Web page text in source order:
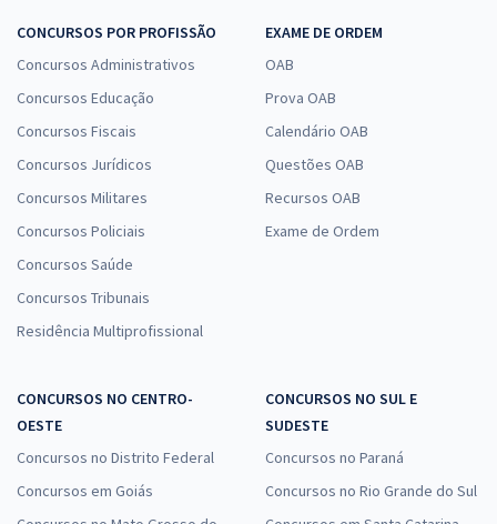
CONCURSOS POR PROFISSÃO
Concursos Administrativos
Concursos Educação
Concursos Fiscais
Concursos Jurídicos
Concursos Militares
Concursos Policiais
Concursos Saúde
Concursos Tribunais
Residência Multiprofissional
EXAME DE ORDEM
OAB
Prova OAB
Calendário OAB
Questões OAB
Recursos OAB
Exame de Ordem
CONCURSOS NO CENTRO-
OESTE
Concursos no Distrito Federal
Concursos em Goiás
CONCURSOS NO SUL E
SUDESTE
Concursos no Paraná
Concursos no Rio Grande do Sul